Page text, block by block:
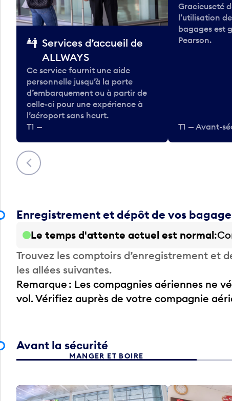
Précédent
Services d’accueil de
ALLWAYS
Ce service fournit une aide
personnelle jusqu’à la porte
d’embarquement ou à partir de
celle-ci pour une expérience à
l’aéroport sans heurt.
T1 —
Gracieuseté
l’utilisation
bagages est
Pearson.
T1 — Avant-
Enregistrement et dépôt de vos
Le temps d'attente actuel est normal
Trouvez les comptoirs d’enregistrement et
les allées suivantes.
Remarque : Les compagnies aériennes ne
vol. Vérifiez auprès de votre compagnie
Avant la sécurité
MANGER ET BOIRE